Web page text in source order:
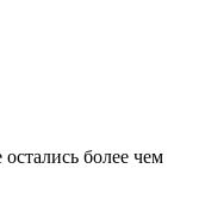
более чем